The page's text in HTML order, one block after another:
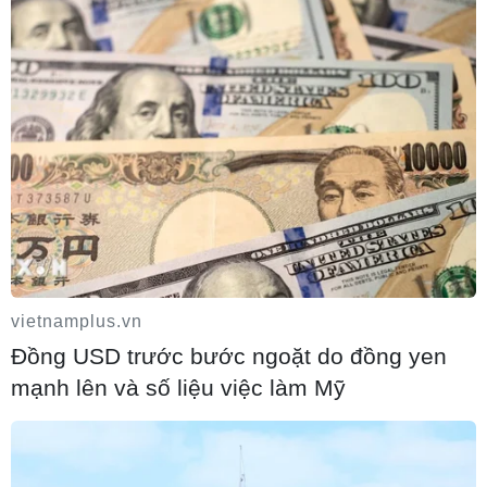
Điểm hẹn ngắm băng trôi và cá voi ở
Canada
05/08/2026 01:08
Mưa lũ, sạt lở tại Sri Lanka khiến 5 người
thiệt mạng
04/08/2026 23:09
Mỹ trục xuất gần 1,5 triệu người nhập cư
trái phép trong 12 tháng
vietnamplus.vn
Đồng USD trước bước ngoặt do đồng yen
mạnh lên và số liệu việc làm Mỹ